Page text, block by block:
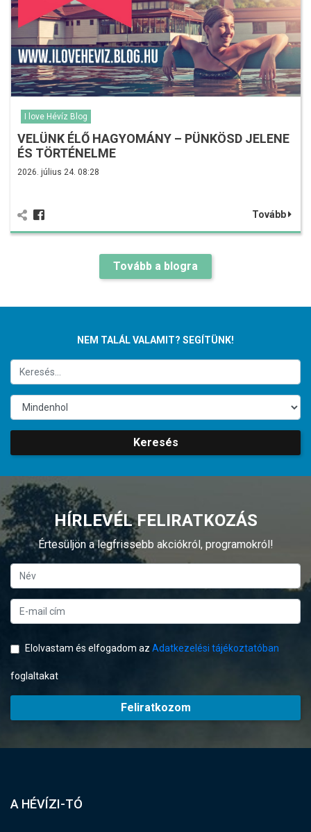
I love Hévíz Blog
VELÜNK ÉLŐ HAGYOMÁNY – PÜNKÖSD JELENE
ÉS TÖRTÉNELME
2026. július 24. 08:28
Tovább
Tovább a blogra
NEM TALÁL VALAMIT? SEGÍTÜNK!
Keresés
HÍRLEVÉL FELIRATKOZÁS
Értesüljön a legfrissebb akciókról, programokról!
Elolvastam és elfogadom az Adatkezelési tájékoztatóban
foglaltakat
Feliratkozom
A HÉVÍZI-TÓ